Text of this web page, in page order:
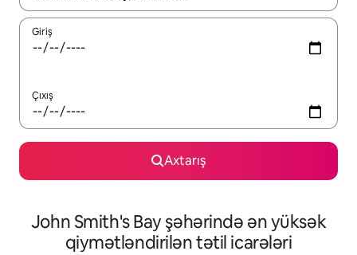
Giriş
Çıxış
Axtarış
John Smith's Bay şəhərində ən yüksək
qiymətləndirilən tətil icarələri